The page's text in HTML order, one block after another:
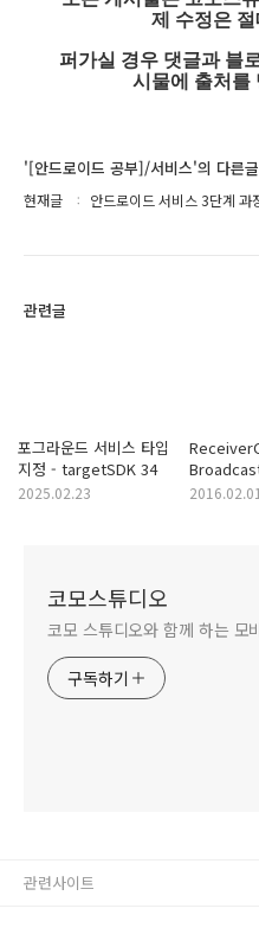
제 수정은
퍼가실 경우 댓글과 블
시물에 출처를
'[안드로이드 공부]/서비스'의 다른글
현재글 안드로이드 서비스 3단계 과
관련글
포그라운드 서비스 타입
지정 - targetSDK 34
2025.02.23 2016.02.01
코모스튜디오
코모 스튜디오와 함께 하는 모
구독하기
관련사이트